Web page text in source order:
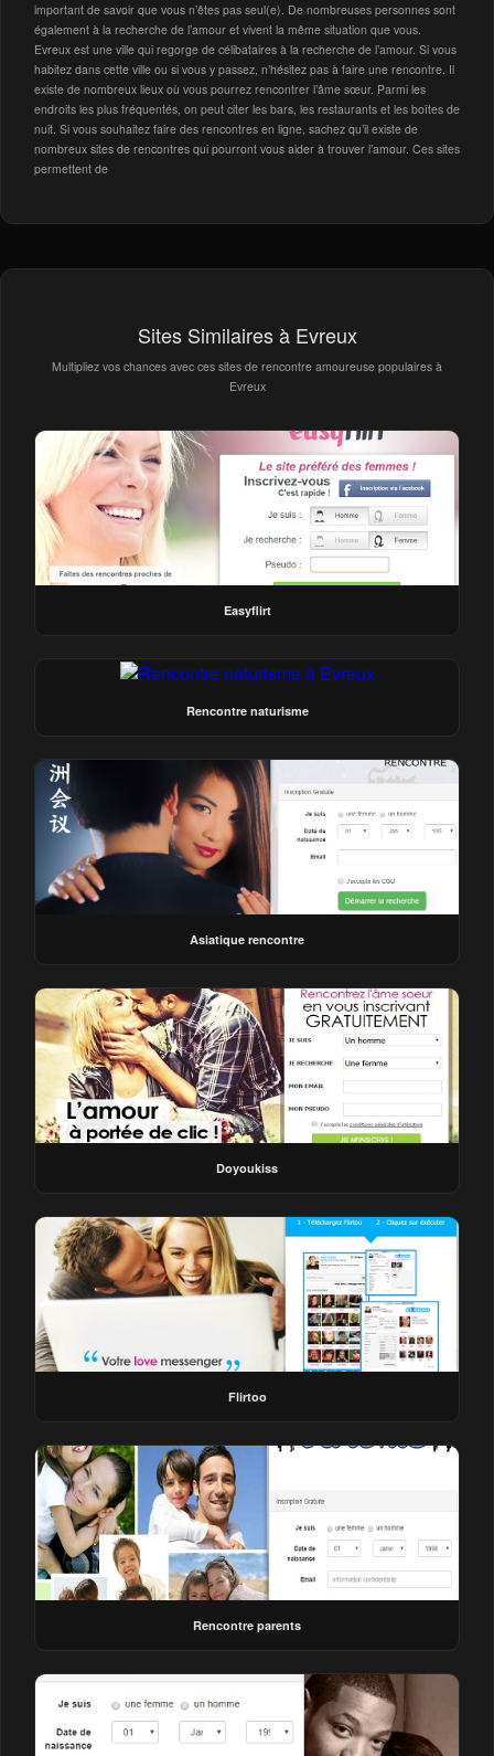
important de savoir que vous n’êtes pas seul(e). De nombreuses personnes sont
également à la recherche de l’amour et vivent la même situation que vous.
Evreux est une ville qui regorge de célibataires à la recherche de l’amour. Si vous
habitez dans cette ville ou si vous y passez, n’hésitez pas à faire une rencontre. Il
existe de nombreux lieux où vous pourrez rencontrer l’âme sœur. Parmi les
endroits les plus fréquentés, on peut citer les bars, les restaurants et les boîtes de
nuit. Si vous souhaitez faire des rencontres en ligne, sachez qu’il existe de
nombreux sites de rencontres qui pourront vous aider à trouver l’amour. Ces sites
permettent de
Sites Similaires à Evreux
Multipliez vos chances avec ces sites de rencontre amoureuse populaires à
Evreux
Easyflirt
Rencontre naturisme
Asiatique rencontre
Doyoukiss
Flirtoo
Rencontre parents